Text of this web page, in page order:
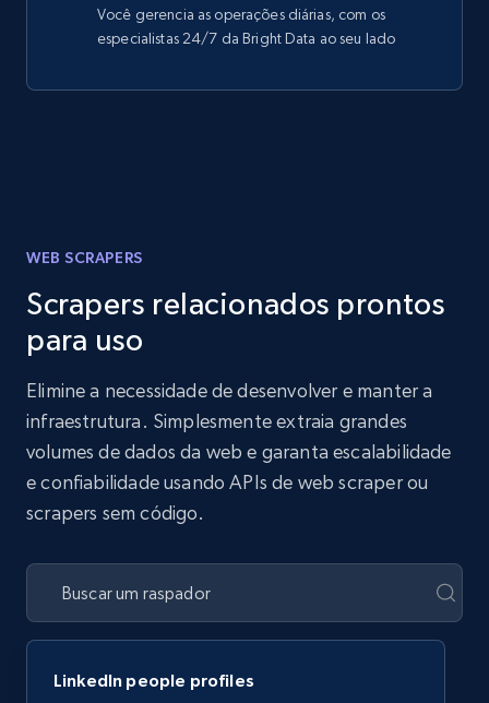
Você gerencia as operações diárias, com os
especialistas 24/7 da Bright Data ao seu lado
WEB SCRAPERS
Scrapers relacionados prontos
para uso
Elimine a necessidade de desenvolver e manter a
infraestrutura. Simplesmente extraia grandes
volumes de dados da web e garanta escalabilidade
e confiabilidade usando APIs de web scraper ou
scrapers sem código.
LinkedIn people profiles